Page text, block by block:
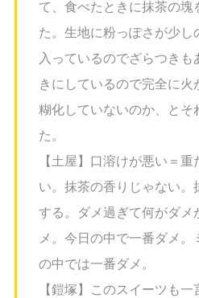
て、食べたときに抹茶の塊
た。生地に粉っぽさが少し
入っているのでざらつき
きにしているので完全に火
糊化していないのか、とそ
た。
【土屋】口溶けが悪い＝
い。抹茶の香りじゃない。
する。ダメ過ぎて何がダメ
メ。今日の中で一番ダメ
の中では一番ダメ。
【鎧塚】このスイーツも